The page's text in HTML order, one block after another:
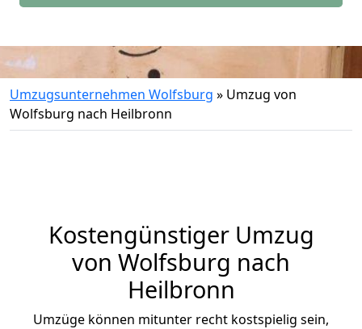
Umzugsunternehmen Wolfsburg » Umzug von
Wolfsburg nach Heilbronn
Kostengünstiger Umzug
von Wolfsburg nach
Heilbronn
Umzüge können mitunter recht kostspielig sein,